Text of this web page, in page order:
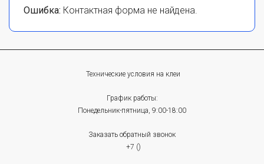
Ошибка: Контактная форма не найдена.
Технические условия на клеи
График работы:
Понедельник-пятница, 9:00-18:00
Заказать обратный звонок
+7 ()